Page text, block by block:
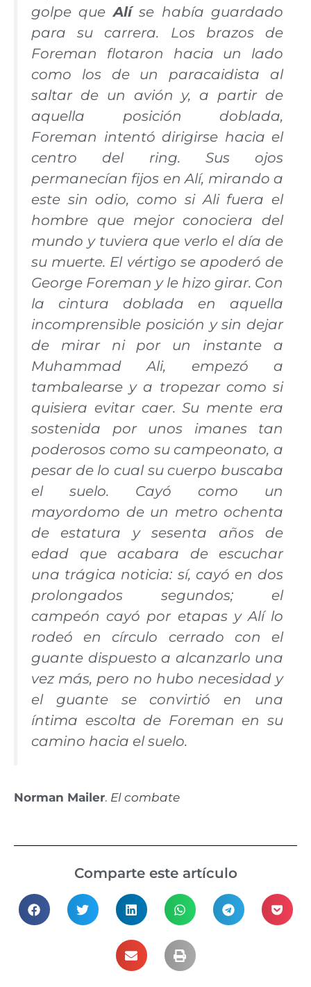
golpe queAlíse había guardado
para su carrera. Los brazos de
Foreman flotaron hacia un lado
como los de un paracaidista al
saltar de un avión y, a partir de
aquella posición doblada,
Foreman intentó dirigirse hacia el
centro del ring. Sus ojos
permanecían fijos en Alí, mirando a
este sin odio, como si Ali fuera el
hombre que mejor conociera del
mundo y tuviera que verlo el día de
su muerte. El vértigo se apoderó de
George Foreman y le hizo girar. Con
la cintura doblada en aquella
incomprensible posición y sin dejar
de mirar ni por un instante a
Muhammad Ali, empezó a
tambalearse y a tropezar como si
quisiera evitar caer. Su mente era
sostenida por unos imanes tan
poderosos como su campeonato, a
pesar de lo cual su cuerpo buscaba
el suelo. Cayó como un
mayordomo de un metro ochenta
de estatura y sesenta años de
edad que acabara de escuchar
una trágica noticia: sí, cayó en dos
prolongados segundos; el
campeón cayó por etapas y Alí lo
rodeó en círculo cerrado con el
guante dispuesto a alcanzarlo una
vez más, pero no hubo necesidad y
el guante se convirtió en una
íntima escolta de Foreman en su
camino hacia el suelo.
Norman Mailer. El combate
Comparte este artículo